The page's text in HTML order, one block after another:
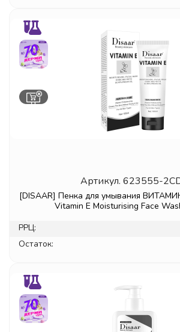
Артикул. 623555-
[DISAAR] Пенка для умывания
Vitamin E Moisturising Face
РРЦ:
Остаток: